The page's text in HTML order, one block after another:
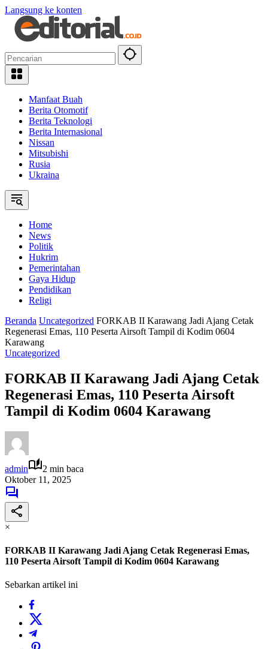
Langsung ke konten
Manfaat Buah
Berita Otomotif
Berita Teknologi
Berita Internasional
Nissan
Mitsubishi
Rusia
Ukraina
Home
News
Politik
Hukrim
Pemerintahan
Gaya Hidup
Pendidikan
Religi
Beranda Uncategorized FORKAB II Karawang Jadi Ajang Cetak
Regenerasi Emas, 110 Peserta Airsoft Tampil di Kodim 0604
Karawang
Uncategorized
FORKAB II Karawang Jadi Ajang Cetak
Regenerasi Emas, 110 Peserta Airsoft
Tampil di Kodim 0604 Karawang
admin
2 min baca
Oktober 11, 2025
×
FORKAB II Karawang Jadi Ajang Cetak Regenerasi Emas,
110 Peserta Airsoft Tampil di Kodim 0604 Karawang
Sebarkan artikel ini